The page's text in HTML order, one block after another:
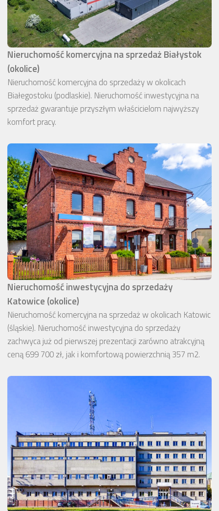
Nieruchomość komercyjna na sprzedaż Białystok
(okolice)
Nieruchomość komercyjna do sprzedaży w okolicach
Białegostoku (podlaskie). Nieruchomość inwestycyjna na
sprzedaż gwarantuje przyszłym właścicielom najwyższy
komfort pracy.
Nieruchomość inwestycyjna do sprzedaży
Katowice (okolice)
Nieruchomość komercyjna na sprzedaż w okolicach Katowic
(śląskie). Nieruchomość inwestycyjna do sprzedaży
zachwyca już od pierwszej prezentacji zarówno atrakcyjną
ceną 699 700 zł, jak i komfortową powierzchnią 357 m2.